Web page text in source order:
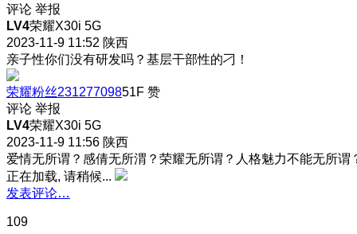
评论 举报
LV4荣耀X30i 5G
2023-11-9 11:52 陕西
亲子性你们没有研发吗？基层干部性的刁！
荣耀粉丝23127709851F 赞
评论 举报
LV4荣耀X30i 5G
2023-11-9 11:56 陕西
爱情无所谓？感倩无所渭？荣耀无所谓？人格魅力不能无所谓
正在加载, 请稍候...
发表评论…
109